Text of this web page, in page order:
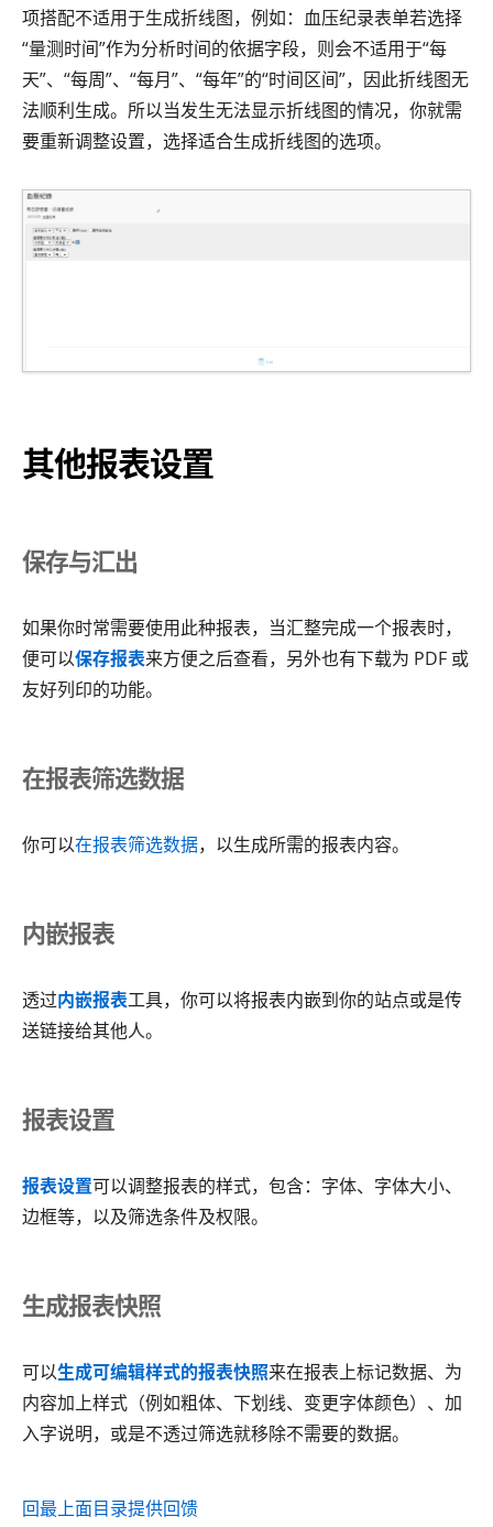
项搭配不适用于生成折线图，例如：血压纪录表单若选择
“量测时间”作为分析时间的依据字段，则会不适用于“每
天”、“每周”、“每月”、“每年”的“时间区间”，因此折线图无
法顺利生成。所以当发生无法显示折线图的情况，你就需
要重新调整设置，选择适合生成折线图的选项。
其他报表设置
保存与汇出
如果你时常需要使用此种报表，当汇整完成一个报表时，
便可以保存报表来方便之后查看，另外也有下载为 PDF 或
友好列印的功能。
在报表筛选数据
你可以在报表筛选数据，以生成所需的报表内容。
内嵌报表
透过内嵌报表工具，你可以将报表内嵌到你的站点或是传
送链接给其他人。
报表设置
报表设置可以调整报表的样式，包含：字体、字体大小、
边框等，以及筛选条件及权限。
生成报表快照
可以生成可编辑样式的报表快照来在报表上标记数据、为
内容加上样式（例如粗体、下划线、变更字体颜色）、加
入字说明，或是不透过筛选就移除不需要的数据。
回最上面目录提供回馈